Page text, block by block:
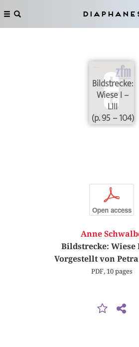
Bildstrecke:
Wiese I –
LIII
(p. 95 – 104)
p
Open access
Anne
Bildstrecke: Wiese
Vorgestellt von
PDF, 10 pages